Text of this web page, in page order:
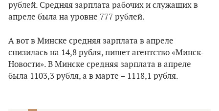
рублей. Cредняя зарплата рабочих и служащих в
апреле была на уровне 777 рублей.
А вот в Минске средняя зарплата в апреле
снизилась на 14,8 рубля, пишет агентство «Минск-
Новости». В Минске средняя зарплата в апреле
была 1103,3 рубля, а в марте – 1118,1 рубля.